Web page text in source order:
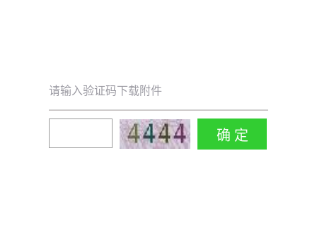
请输入验证码下载附件